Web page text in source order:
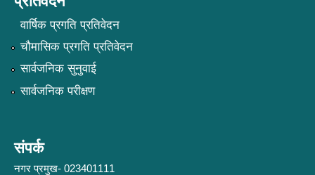
वार्षिक प्रगति प्रतिवेदन
चौमासिक प्रगति प्रतिवेदन
सार्वजनिक सुनुवाई
सार्वजनिक परीक्षण
संपर्क
नगर प्रमुख- 023401111